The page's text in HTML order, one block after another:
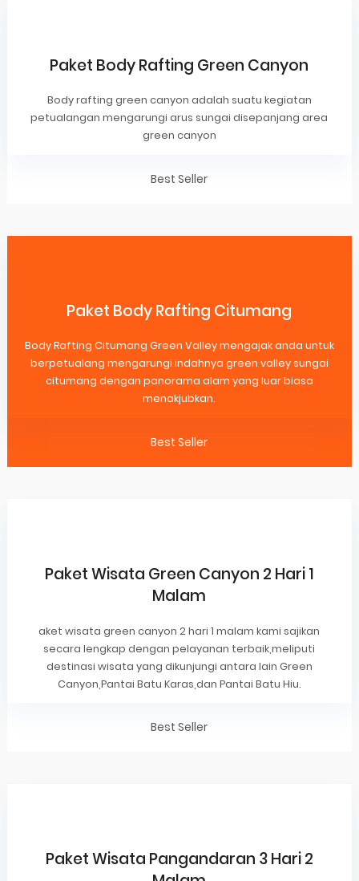
Paket Body Rafting Green Canyon
Body rafting green canyon adalah suatu kegiatan
petualangan mengarungi arus sungai disepanjang area
green canyon
Best Seller
Paket Body Rafting Citumang
Body Rafting Citumang Green Valley mengajak anda untuk
berpetualang mengarungi indahnya green valley sungai
citumang dengan panorama alam yang luar biasa
menakjubkan.
Best Seller
Paket Wisata Green Canyon 2 Hari 1
Malam
aket wisata green canyon 2 hari 1 malam kami sajikan
secara lengkap dengan pelayanan terbaik,meliputi
destinasi wisata yang dikunjungi antara lain Green
Canyon,Pantai Batu Karas,dan Pantai Batu Hiu.
Best Seller
Paket Wisata Pangandaran 3 Hari 2